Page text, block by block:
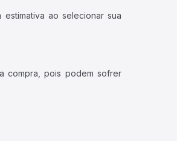
ao selecionar sua
compra, pois podem sofrer